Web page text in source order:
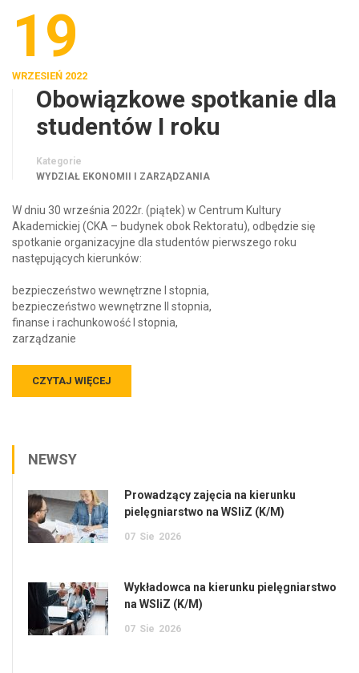
19
WRZESIEŃ 2022
Obowiązkowe spotkanie dla
studentów I roku
Kategorie
WYDZIAŁ EKONOMII I ZARZĄDZANIA
W dniu 30 września 2022r. (piątek) w Centrum Kultury
Akademickiej (CKA – budynek obok Rektoratu), odbędzie się
spotkanie organizacyjne dla studentów pierwszego roku
następujących kierunków:
bezpieczeństwo wewnętrzne I stopnia,
bezpieczeństwo wewnętrzne II stopnia,
finanse i rachunkowość I stopnia,
zarządzanie
CZYTAJ WIĘCEJ
NEWSY
Prowadzący zajęcia na kierunku
pielęgniarstwo na WSIiZ (K/M)
07 Sie 2026
Wykładowca na kierunku pielęgniarstwo
na WSIiZ (K/M)
07 Sie 2026